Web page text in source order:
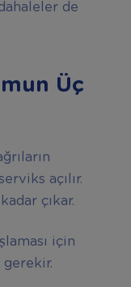
de
Üç
açılır.
çıkar.
için
gerekir.